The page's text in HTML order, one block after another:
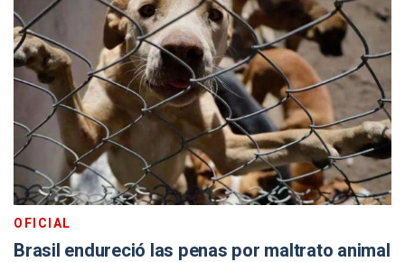
OFICIAL
Brasil endureció las penas por maltrato animal